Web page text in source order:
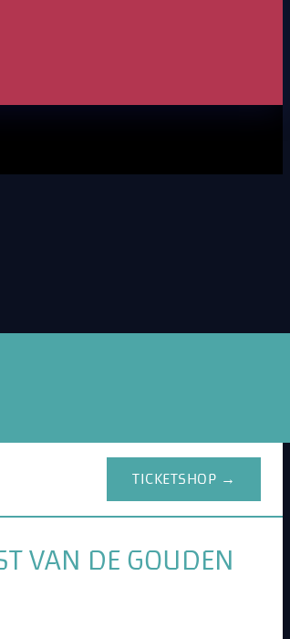
TICKETSHOP →
VAN DE GOUDEN